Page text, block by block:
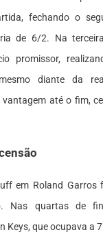
fechando o
de 6/2. Na
promissor,
diante da
até o fim,
em Roland Garros
Nas quartas de
Keys, que ocupava a